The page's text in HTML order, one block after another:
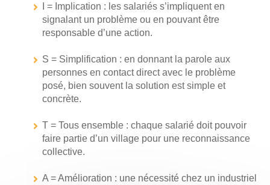
I = Implication : les salariés s’impliquent en
signalant un problème ou en pouvant être
responsable d’une action.
S = Simplification : en donnant la parole aux
personnes en contact direct avec le problème
posé, bien souvent la solution est simple et
concrète.
T = Tous ensemble : chaque salarié doit pouvoir
faire partie d’un village pour une reconnaissance
collective.
A = Amélioration : une nécessité chez un industriel